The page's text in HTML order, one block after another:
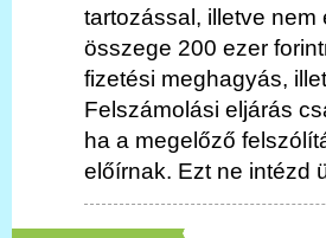
tartozással, illetve
összege 200 ezer
fizetési meghagyás,
Felszámolási eljárás
ha a megelőző
előírnak. Ezt ne intézd